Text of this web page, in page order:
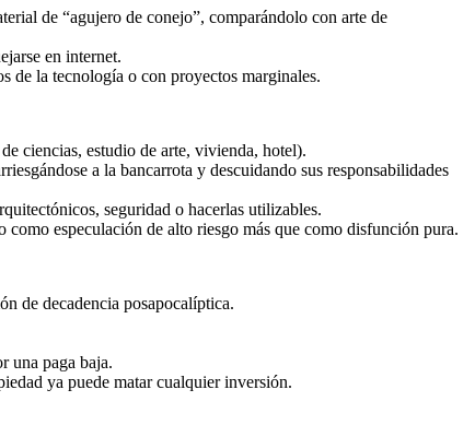
de “agujero de conejo”, comparándolo con arte de
en internet.
de la tecnología o con proyectos marginales.
ciencias, estudio de arte, vivienda, hotel).
a la bancarrota y descuidando sus responsabilidades
seguridad o hacerlas utilizables.
especulación de alto riesgo más que como disfunción pura.
de decadencia posapocalíptica.
una paga baja.
ya puede matar cualquier inversión.